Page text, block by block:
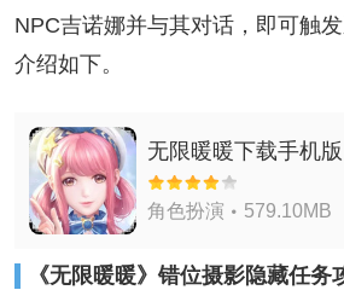
NPC吉诺娜并与其对话，即可触
介绍如下。
无限暖暖下载手机版
角色扮演 579.10MB
《无限暖暖》错位摄影隐藏任务